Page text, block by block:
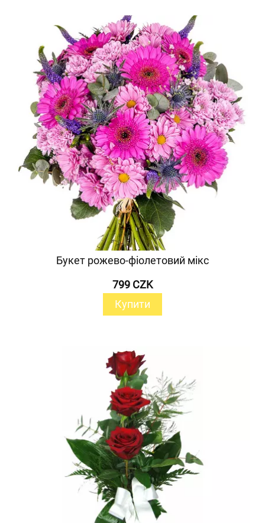
Букет рожево-фіолетовий мікс
799 CZK
Купити